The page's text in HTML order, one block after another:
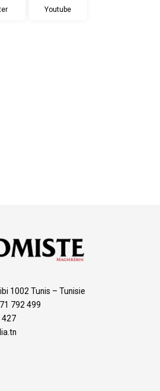
Youtube
1002 Tunis – Tunisie
792 499
427